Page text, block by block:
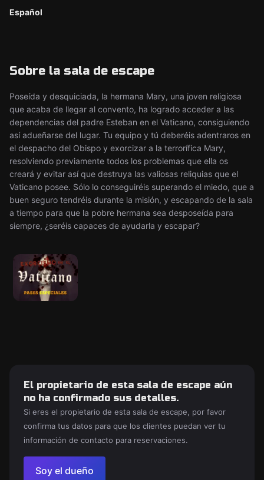
Español
Sobre la sala de escape
Poseída y desquiciada, la hermana Mary, una joven religiosa
que acaba de llegar al convento, ha logrado acceder a las
dependencias del padre Esteban en el Vaticano, consiguiendo
así adueñarse del lugar. Tu equipo y tú deberéis adentraros en
el despacho del Obispo y exorcizar a la terrorífica Mary,
resolviendo previamente todos los problemas que ella os
creará y evitar así que destruya las valiosas reliquias que el
Vaticano posee. Sólo lo conseguiréis superando el miedo, que a
buen seguro tendréis durante la misión, y escapando de la sala
a tiempo para que la pobre hermana sea desposeída para
siempre, ¿seréis capaces de ayudarla y escapar?
El propietario de esta sala de escape aún
no ha confirmado sus detalles.
Si eres el propietario de esta sala de escape, por favor
confirma tus datos para que los clientes puedan ver tu
información de contacto para reservaciones.
Soy el dueño